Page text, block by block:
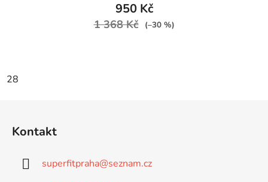
950 Kč
1 368 Kč (–30 %)
28
Kontakt
superfitpraha@seznam.cz